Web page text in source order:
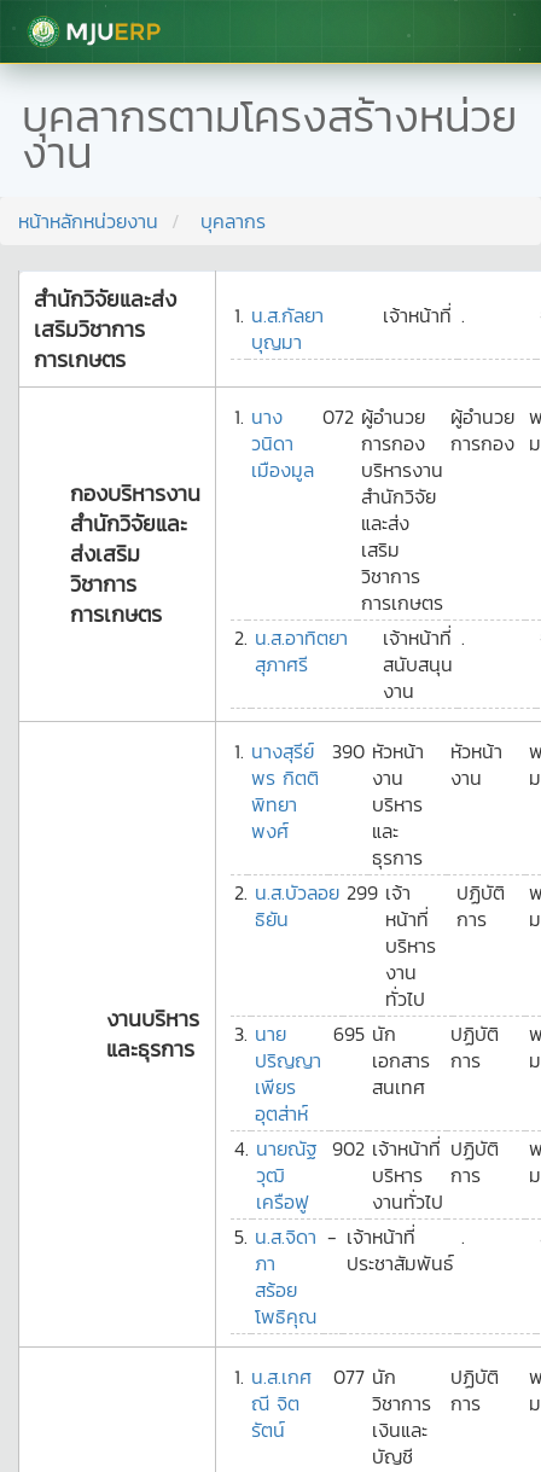
มหาวิทยาลัยแม่โจ้
บุคลากรตามโครงสร้างหน่วย
งาน
หน้าหลักหน่วยงาน บุคลากร
สำนักวิจัยและส่ง
เสริมวิชาการ
การเกษตร
1. น.ส.กัลยา
บุญมา
เจ้าหน้าที่ .
กองบริหารงาน
สำนักวิจัยและ
ส่งเสริม
วิชาการ
การเกษตร
1. นาง
วนิดา
เมืองมูล
072 ผู้อำนวย
การกอง
บริหารงาน
สำนักวิจัย
และส่ง
เสริม
วิชาการ
การเกษตร
ผู้อำนวย
การกอง
2. น.ส.อาทิตยา
สุภาศรี
เจ้าหน้าที่
สนับสนุน
งาน
.
งานบริหาร
และธุรการ
1. นางสุรีย์
พร กิตติ
พิทยา
พงศ์
390 หัวหน้า
งาน
บริหาร
และ
ธุรการ
หัวหน้า
งาน
2. น.ส.บัวลอย
ธิยัน
299 เจ้า
หน้าที่
บริหาร
งาน
ทั่วไป
ปฏิบัติ
การ
3. นาย
ปริญญา
เพียร
อุตส่าห์
695 นัก
เอกสาร
สนเทศ
ปฏิบัติ
การ
4. นายณัฐ
วุฒิ
เครือฟู
902 เจ้าหน้าที่
บริหาร
งานทั่วไป
ปฏิบัติ
การ
5. น.ส.จิดา
ภา
สร้อย
โพธิคุณ
- เจ้าหน้าที่
ประชาสัมพันธ์
.
1. น.ส.เกศ
ณี จิต
รัตน์
077 นัก
วิชาการ
เงินและ
บัญชี
ปฏิบัติ
การ